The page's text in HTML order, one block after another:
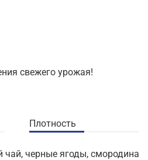
свежего урожая!
Плотность
чай, черные ягоды, смородина